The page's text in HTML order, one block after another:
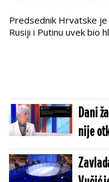
Predsednik Hrvatske
Rusiji i Putinu uvek bio
Dani
nije